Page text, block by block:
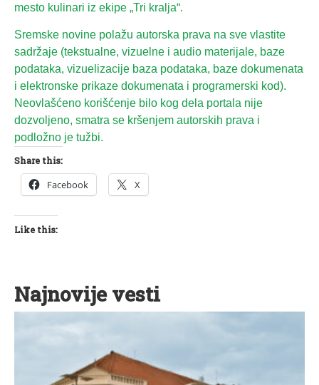
mesto kulinari iz ekipe „Tri kralja“.
Sremske novine polažu autorska prava na sve vlastite
sadržaje (tekstualne, vizuelne i audio materijale, baze
podataka, vizuelizacije baza podataka, baze dokumenata
i elektronske prikaze dokumenata i programerski kod).
Neovlašćeno korišćenje bilo kog dela portala nije
dozvoljeno, smatra se kršenjem autorskih prava i
podložno je tužbi.
Share this:
Facebook X
Like this:
Najnovije vesti